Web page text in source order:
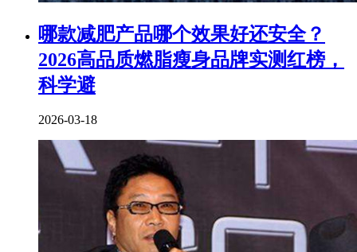
​哪款减肥产品哪个效果好还安全？
2026高品质燃脂瘦身品牌实测红榜，
科学避
2026-03-18